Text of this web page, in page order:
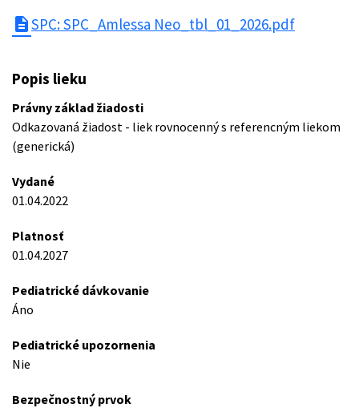
descriptionSPC: SPC_Amlessa Neo_tbl_01_2026.pdf
Popis lieku
Právny základ žiadosti
Odkazovaná žiadost - liek rovnocenný s referencným liekom
(generická)
Vydané
01.04.2022
Platnosť
01.04.2027
Pediatrické dávkovanie
Áno
Pediatrické upozornenia
Nie
Bezpečnostný prvok